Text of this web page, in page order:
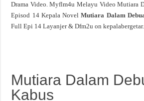
Live
Episod
14
Tonton
Drama
Drama Video. Myflm4u Melayu Video Mutiara
Episod 14 Kepala Novel Mutiara Dalam
Full Epi 14 Layanjer & Dfm2u on
Mutiara Dalam
Kabus